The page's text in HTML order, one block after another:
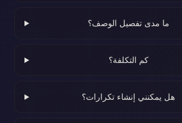
ما مدى تفصيل الوصف؟
كم التكلفة؟
هل يمكنني إنشاء تكرارات؟